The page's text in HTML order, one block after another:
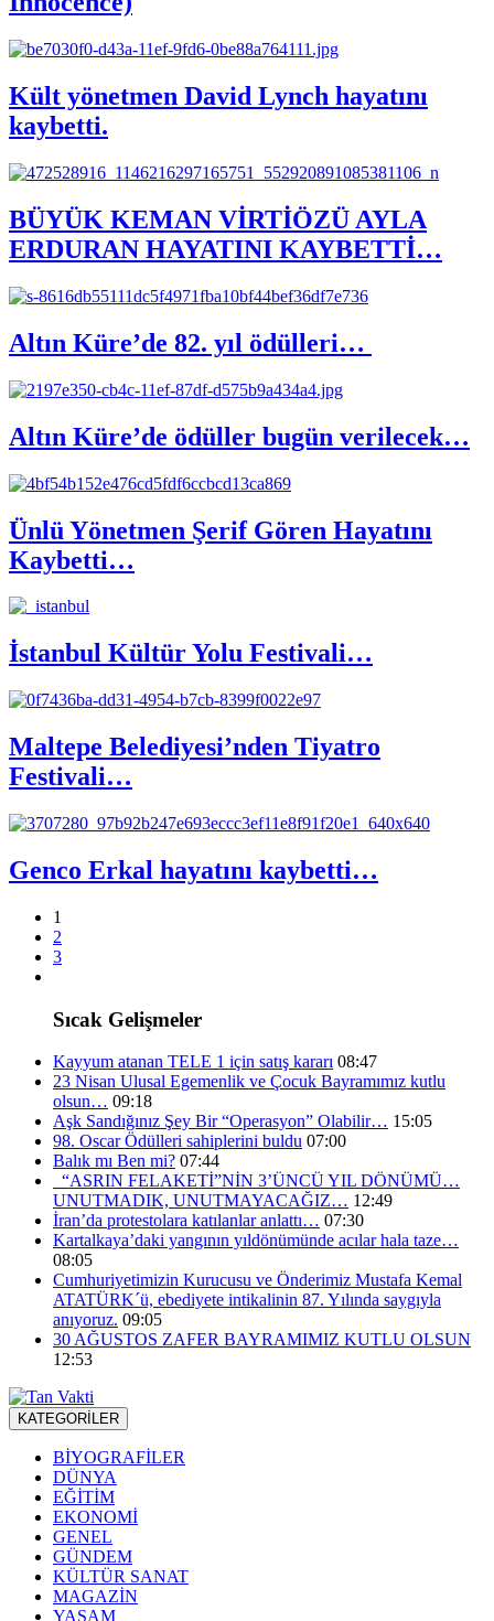
Kült yönetmen David Lynch hayatını
kaybetti.
BÜYÜK KEMAN VİRTİÖZÜ AYLA
ERDURAN HAYATINI KAYBETTİ…
Altın Küre’de 82. yıl ödülleri…
Altın Küre’de ödüller bugün verilecek…
Ünlü Yönetmen Şerif Gören Hayatını
Kaybetti…
İstanbul Kültür Yolu Festivali…
Maltepe Belediyesi’nden Tiyatro
Festivali…
Genco Erkal hayatını kaybetti…
1
2
3
Sıcak Gelişmeler
Kayyum atanan TELE 1 için satış kararı 08:47
23 Nisan Ulusal Egemenlik ve Çocuk Bayramımız kutlu
olsun… 09:18
Aşk Sandığınız Şey Bir “Operasyon” Olabilir… 15:05
98. Oscar Ödülleri sahiplerini buldu 07:00
Balık mı Ben mi? 07:44
“ASRIN FELAKETİ”NİN 3’ÜNCÜ YIL DÖNÜMÜ…
UNUTMADIK, UNUTMAYACAĞIZ… 12:49
İran’da protestolara katılanlar anlattı… 07:30
Kartalkaya’daki yangının yıldönümünde acılar hala taze…
08:05
Cumhuriyetimizin Kurucusu ve Önderimiz Mustafa Kemal
ATATÜRK´ü, ebediyete intikalinin 87. Yılında saygıyla
anıyoruz. 09:05
30 AĞUSTOS ZAFER BAYRAMIMIZ KUTLU OLSUN
12:53
KATEGORİLER
BİYOGRAFİLER
DÜNYA
EĞİTİM
EKONOMİ
GENEL
GÜNDEM
KÜLTÜR SANAT
MAGAZİN
YAŞAM